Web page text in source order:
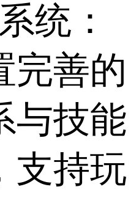
统：
完善的
与技能
支持玩